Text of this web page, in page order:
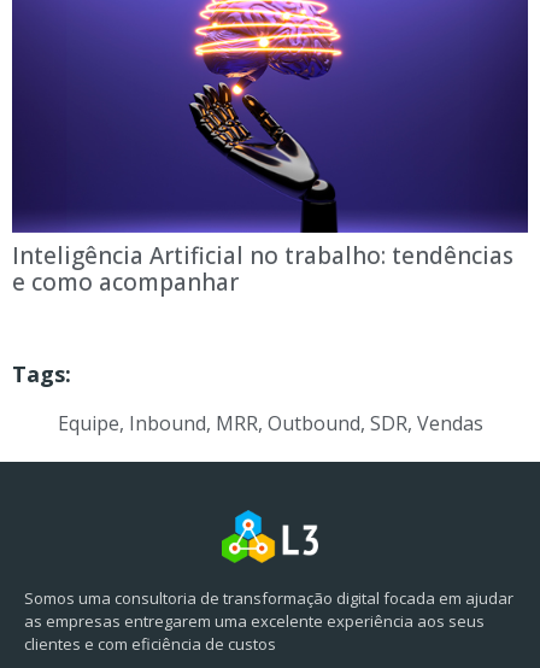
Inteligência Artificial no trabalho: tendências
e como acompanhar
Tags:
Equipe, Inbound, MRR, Outbound, SDR, Vendas
Somos uma consultoria de transformação digital focada em ajudar
as empresas entregarem uma excelente experiência aos seus
clientes e com eficiência de custos